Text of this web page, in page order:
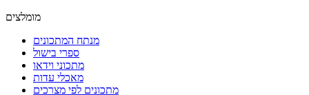
מומלצים
מנתח המתכונים
ספרי בישול
מתכוני וידאו
מאכלי עדות
מתכונים לפי מצרכים